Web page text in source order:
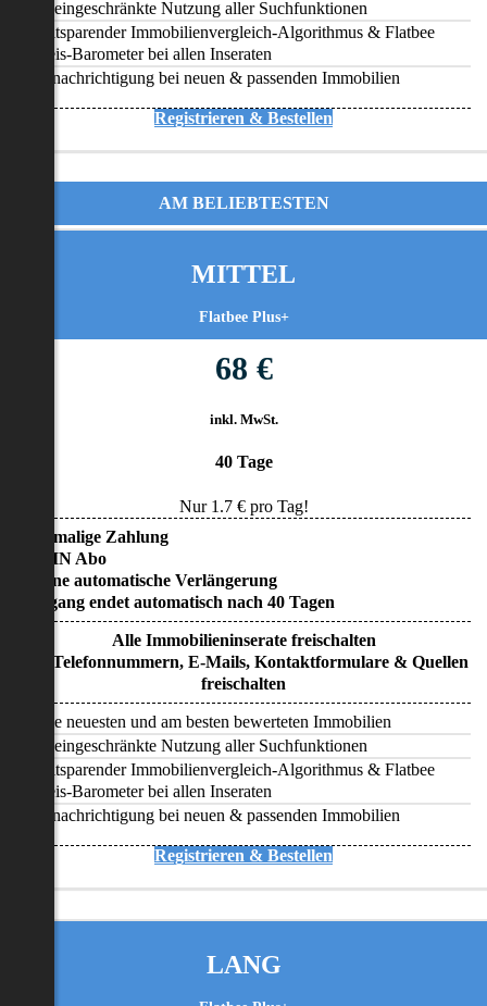
Uneingeschränkte Nutzung aller Suchfunktionen
Zeitsparender Immobilienvergleich-Algorithmus & Flatbee
Preis-Barometer bei allen Inseraten
Benachrichtigung bei neuen & passenden Immobilien
Registrieren & Bestellen
AM BELIEBTESTEN
MITTEL
Flatbee Plus+
68 €
inkl. MwSt.
40 Tage
Nur 1.7€ pro Tag!
• Einmalige Zahlung
• KEIN Abo
• Keine automatische Verlängerung
• Zugang endet automatisch nach 40 Tagen
Alle Immobilieninserate freischalten
Alle Telefonnummern, E-Mails, Kontaktformulare & Quellen
freischalten
Alle neuesten und am besten bewerteten Immobilien
Uneingeschränkte Nutzung aller Suchfunktionen
Zeitsparender Immobilienvergleich-Algorithmus & Flatbee
Preis-Barometer bei allen Inseraten
Benachrichtigung bei neuen & passenden Immobilien
Registrieren & Bestellen
LANG